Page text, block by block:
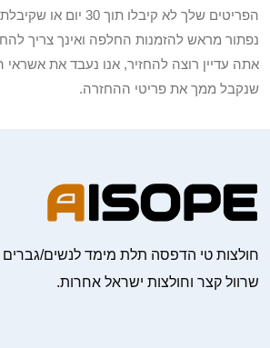
הפריטים שלך לא קיבלו
נפתור מראש להזמנות החלפה ואינך צריך
אתה עדיין רוצה להחזיר, אנו נעבד את אשראי
שנקבל ממך את פריטי ההחזרה.
חולצות טי הדפסה תלת מימד לנשים/גברים
שרוול קצר וחולצות ישראל אחרות.